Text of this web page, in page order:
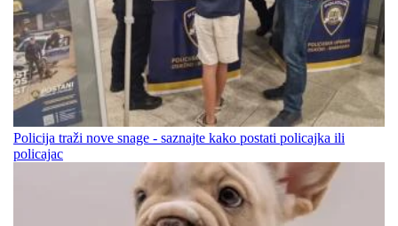
Policija traži nove snage - saznajte kako postati policajka ili
policajac